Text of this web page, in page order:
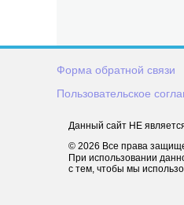
Форма обратной связи
Пользовательское
Данный сайт НЕ
© 2026 Все права
При использовании
с тем, чтобы мы